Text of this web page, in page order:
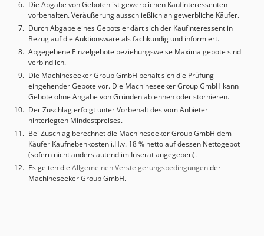
Bodenmontage Lagerbestand: Mehrere Optionen
verfügbar Preis: Bitte kontaktieren Sie uns für ein Angebot
Als PLC Merkezi EOOD verfügen wir über mehr als 500
Roboter im Sortiment und führen Marken wie KUKA, ABB,
FANUC und Motoman. Unser engagiertes Team ist auf die
Abwicklung dieser Roboter spezialisiert. Wenn Sie uns
Informationen zu Ihrem Projekt mitteilen, empfehlen wir
Ihnen gerne den passenden Roboter und unterstützen Sie
während des gesamten Projekts.
Die Abgabe von Geboten ist gewerblichen Kaufinteressenten
vorbehalten. Veräußerung ausschließlich an gewerbliche Käufer.
Durch Abgabe eines Gebots erklärt sich der Kaufinteressent in
Bezug auf die Auktionsware als fachkundig und informiert.
Abgegebene Einzelgebote beziehungsweise Maximalgebote sind
verbindlich.
Die Machineseeker Group GmbH behält sich die Prüfung
eingehender Gebote vor. Die Machineseeker Group GmbH kann
Gebote ohne Angabe von Gründen ablehnen oder stornieren.
Der Zuschlag erfolgt unter Vorbehalt des vom Anbieter
hinterlegten Mindestpreises.
Bei Zuschlag berechnet die Machineseeker Group GmbH dem
Käufer Kaufnebenkosten i.H.v. 18 % netto auf dessen Nettogebot
(sofern nicht anderslautend im Inserat angegeben).
Es gelten die Allgemeinen Versteigerungsbedingungender
Machineseeker Group GmbH.